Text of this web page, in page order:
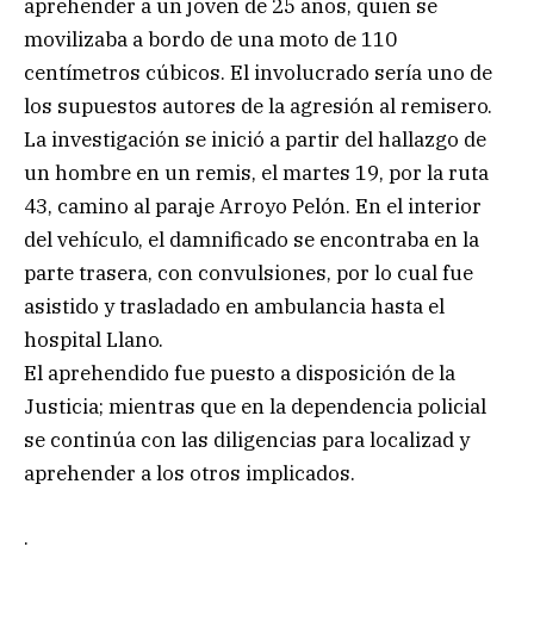
aprehender a un joven de 25 años, quien se
movilizaba a bordo de una moto de 110
centímetros cúbicos. El involucrado sería uno de
los supuestos autores de la agresión al remisero.
La investigación se inició a partir del hallazgo de
un hombre en un remis, el martes 19, por la ruta
43, camino al paraje Arroyo Pelón. En el interior
del vehículo, el damnificado se encontraba en la
parte trasera, con convulsiones, por lo cual fue
asistido y trasladado en ambulancia hasta el
hospital Llano.
El aprehendido fue puesto a disposición de la
Justicia; mientras que en la dependencia policial
se continúa con las diligencias para localizad y
aprehender a los otros implicados.
.